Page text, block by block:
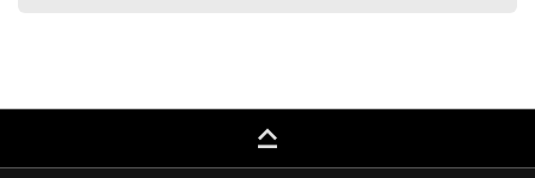
keyboard_capslock